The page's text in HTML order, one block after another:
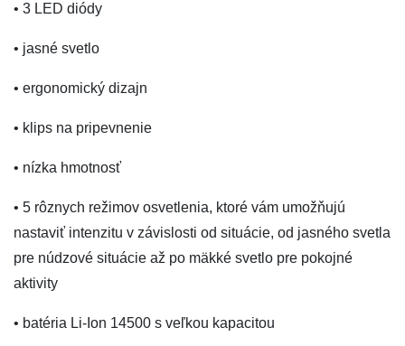
• 3 LED diódy
• jasné svetlo
• ergonomický dizajn
• klips na pripevnenie
• nízka hmotnosť
• 5 rôznych režimov osvetlenia, ktoré vám umožňujú
nastaviť intenzitu v závislosti od situácie, od jasného svetla
pre núdzové situácie až po mäkké svetlo pre pokojné
aktivity
• batéria Li-Ion 14500 s veľkou kapacitou